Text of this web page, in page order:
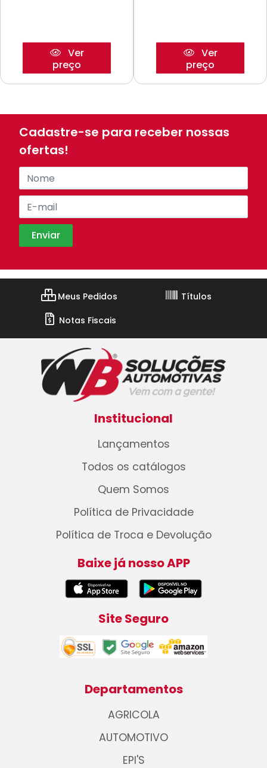
Ver
preço
Ver
preço
Cadastre-se para receber nossas
ofertas!
Meus Pedidos
Títulos
Notas Fiscais
Institucional
Lançamentos
Todos os catálogos
Quem Somos
Política de Privacidade
Política de Troca e Devolução
Baixe já nosso APP
Site Seguro
Departamentos
AGRICOLA
AUTOMOTIVO
EPI'S